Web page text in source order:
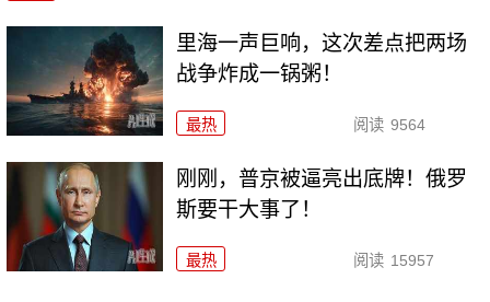
里海一声巨响，这次差点把两场
战争炸成一锅粥！
最热 阅读 9564
刚刚，普京被逼亮出底牌！俄罗
斯要干大事了！
最热 阅读 15957